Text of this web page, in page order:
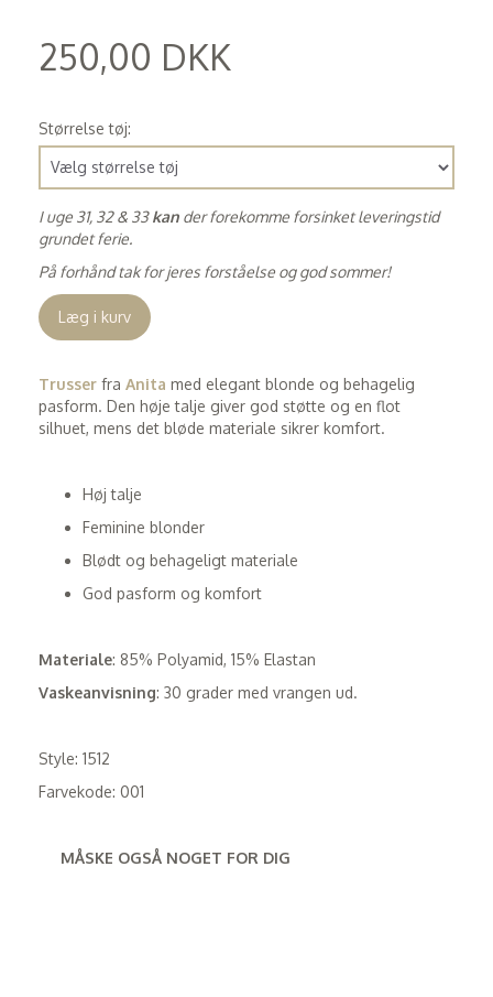
250,00 DKK
Størrelse tøj:
I uge 31, 32 & 33kan der forekomme forsinket leveringstid
grundet ferie.
På forhånd tak for jeres forståelse og god sommer!
Læg i kurv
Trusser fra Anita med elegant blonde og behagelig
pasform. Den høje talje giver god støtte og en flot
silhuet, mens det bløde materiale sikrer komfort.
Høj talje
Feminine blonder
Blødt og behageligt materiale
God pasform og komfort
Materiale: 85% Polyamid, 15% Elastan
Vaskeanvisning: 30 grader med vrangen ud.
Style: 1512
Farvekode: 001
MÅSKE OGSÅ NOGET FOR DIG